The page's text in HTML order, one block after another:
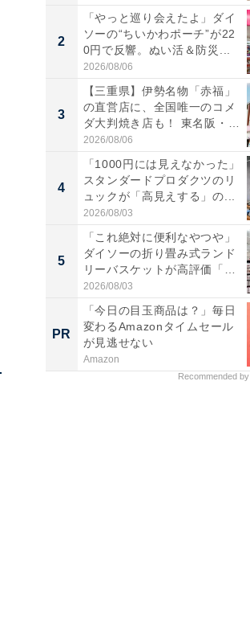
2
「やっと巡り会えたよ」ダイ
ソーの“ちいかわポーチ”が22
0円で反響。ぬい活＆防災...
2026/08/06
3
【三重県】伊勢名物「赤福」
の直営店に、全国唯一のコメ
ダ大判焼き店も！ 東名阪・
伊...
2026/08/06
4
「1000円には見えなかった」
スタンダードプロダクツのリ
ュックが「高見えする」の...
2026/08/03
5
「これ絶対に便利なやつや」
ダイソーの折り畳み式ランド
リーバスケットが高評価「使
わ...
2026/08/03
PR
「今日の目玉商品は？」毎日
変わるAmazonタイムセール
が見逃せない
Amazon
Recommended by